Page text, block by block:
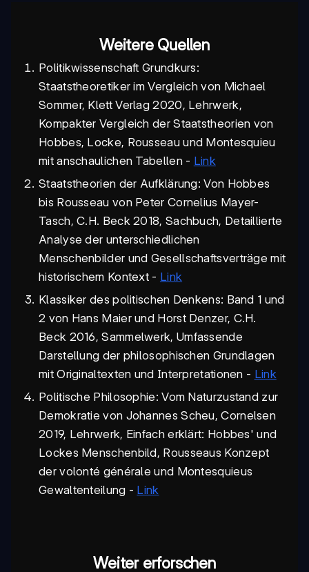
Weitere Quellen
Politikwissenschaft Grundkurs:
Staatstheoretiker im Vergleich von Michael
Sommer, Klett Verlag 2020, Lehrwerk,
Kompakter Vergleich der Staatstheorien von
Hobbes, Locke, Rousseau und Montesquieu
mit anschaulichen Tabellen - Link
Staatstheorien der Aufklärung: Von Hobbes
bis Rousseau von Peter Cornelius Mayer-
Tasch, C.H. Beck 2018, Sachbuch, Detaillierte
Analyse der unterschiedlichen
Menschenbilder und Gesellschaftsverträge mit
historischem Kontext - Link
Klassiker des politischen Denkens: Band 1 und
2 von Hans Maier und Horst Denzer, C.H.
Beck 2016, Sammelwerk, Umfassende
Darstellung der philosophischen Grundlagen
mit Originaltexten und Interpretationen - Link
Politische Philosophie: Vom Naturzustand zur
Demokratie von Johannes Scheu, Cornelsen
2019, Lehrwerk, Einfach erklärt: Hobbes' und
Lockes Menschenbild, Rousseaus Konzept
der volonté générale und Montesquieus
Gewaltenteilung - Link
Weiter erforschen